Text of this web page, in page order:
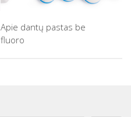
Apie dantų pastas be
fluoro